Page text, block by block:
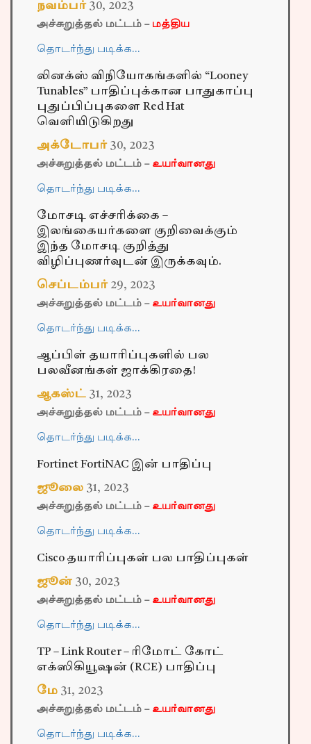
நவம்பர் 30, 2023
அச்சுறுத்தல் மட்டம் – மத்திய
தொடர்ந்து படிக்க…
லினக்ஸ் விநியோகங்களில் “Looney
Tunables” பாதிப்புக்கான பாதுகாப்பு
புதுப்பிப்புகளை Red Hat
வெளியிடுகிறது
அக்டோபர் 30, 2023
அச்சுறுத்தல் மட்டம் – உயர்வானது
தொடர்ந்து படிக்க…
மோசடி எச்சரிக்கை –
இலங்கையர்களை குறிவைக்கும்
இந்த மோசடி குறித்து
விழிப்புணர்வுடன் இருக்கவும்.
செப்டம்பர் 29, 2023
அச்சுறுத்தல் மட்டம் – உயர்வானது
தொடர்ந்து படிக்க…
ஆப்பிள் தயாரிப்புகளில் பல
பலவீனங்கள் ஜாக்கிரதை!
ஆகஸ்ட் 31, 2023
அச்சுறுத்தல் மட்டம் – உயர்வானது
தொடர்ந்து படிக்க…
Fortinet FortiNAC இன் பாதிப்பு
ஜூலை 31, 2023
அச்சுறுத்தல் மட்டம் – உயர்வானது
தொடர்ந்து படிக்க…
Cisco தயாரிப்புகள் பல பாதிப்புகள்
ஜூன் 30, 2023
அச்சுறுத்தல் மட்டம் – உயர்வானது
தொடர்ந்து படிக்க…
TP – Link Router – ரிமோட் கோட்
எக்ஸிகியூஷன் (RCE) பாதிப்பு
மே 31, 2023
அச்சுறுத்தல் மட்டம் – உயர்வானது
தொடர்ந்து படிக்க…